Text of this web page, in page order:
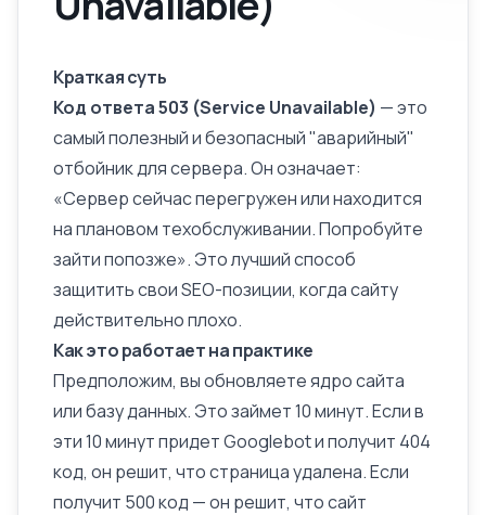
Краткая суть
Код ответа 503 (Service Unavailable) — это
самый полезный и безопасный "аварийный"
отбойник для сервера. Он означает:
«Сервер сейчас перегружен или находится
на плановом техобслуживании. Попробуйте
зайти попозже». Это лучший способ
защитить свои SEO-позиции, когда сайту
действительно плохо.
Как это работает на практике
Предположим, вы обновляете ядро сайта
или базу данных. Это займет 10 минут. Если в
эти 10 минут придетGooglebotи получит 404
код, он решит, что страница удалена. Если
получит 500 код — он решит, что сайт